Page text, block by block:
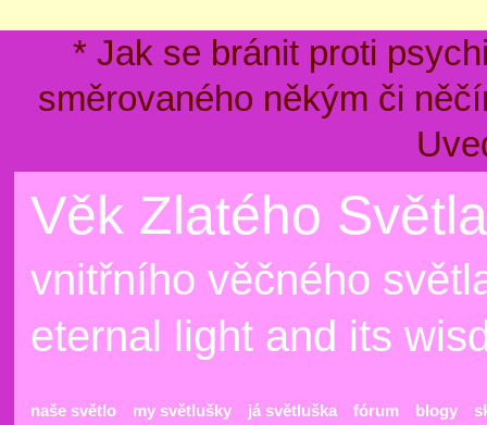
* Jak se bránit proti
směrovaného někým či
Věk Zlatého
vnitřního věčného
eternal light and its
naše světlo my světlušky já světluška fórum blogy